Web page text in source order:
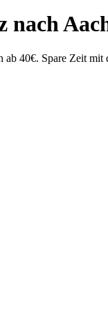
40€. Spare Zeit